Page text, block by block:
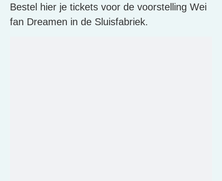
Bestel hier je tickets voor de voorstelling Wei
fan Dreamen in de Sluisfabriek.